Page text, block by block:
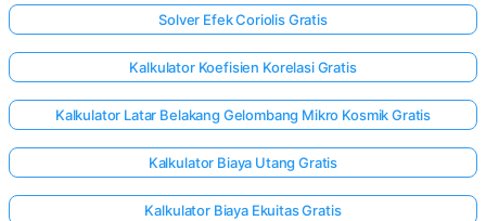
Solver Efek Coriolis Gratis
Kalkulator Koefisien Korelasi Gratis
Kalkulator Latar Belakang Gelombang Mikro Kosmik Gratis
Kalkulator Biaya Utang Gratis
Kalkulator Biaya Ekuitas Gratis